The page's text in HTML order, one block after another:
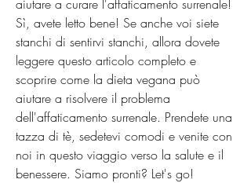
aiutare a curare l'affaticamento surrenale!
Sì, avete letto bene! Se anche voi siete
stanchi di sentirvi stanchi, allora dovete
leggere questo articolo completo e
scoprire come la dieta vegana può
aiutare a risolvere il problema
dell'affaticamento surrenale. Prendete una
tazza di tè, sedetevi comodi e venite con
noi in questo viaggio verso la salute e il
benessere. Siamo pronti? Let's go!